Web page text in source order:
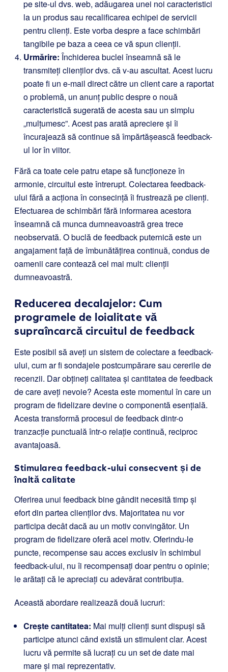
pe site-ul dvs. web, adăugarea unei noi caracteristici
la un produs sau recalificarea echipei de servicii
pentru clienți. Este vorba despre a face schimbări
tangibile pe baza a ceea ce vă spun clienții.
Urmărire: Închiderea buclei înseamnă să le
transmiteți clienților dvs. că v-au ascultat. Acest lucru
poate fi un e-mail direct către un client care a raportat
o problemă, un anunț public despre o nouă
caracteristică sugerată de acesta sau un simplu
„mulțumesc”. Acest pas arată apreciere și îi
încurajează să continue să împărtășească feedback-
ul lor în viitor.
Fără ca toate cele patru etape să funcționeze în
armonie, circuitul este întrerupt. Colectarea feedback-
ului fără a acționa în consecință îi frustrează pe clienți.
Efectuarea de schimbări fără informarea acestora
înseamnă că munca dumneavoastră grea trece
neobservată. O buclă de feedback puternică este un
angajament față de îmbunătățirea continuă, condus de
oamenii care contează cel mai mult: clienții
dumneavoastră.
Reducerea decalajelor: Cum
programele de loialitate vă
supraîncarcă circuitul de feedback
Este posibil să aveți un sistem de colectare a feedback-
ului, cum ar fi sondajele postcumpărare sau cererile de
recenzii. Dar obțineți calitatea și cantitatea de feedback
de care aveți nevoie? Acesta este momentul în care un
program de fidelizare devine o componentă esențială.
Acesta transformă procesul de feedback dintr-o
tranzacție punctuală într-o relație continuă, reciproc
avantajoasă.
Stimularea feedback-ului consecvent și de
înaltă calitate
Oferirea unui feedback bine gândit necesită timp și
efort din partea clienților dvs. Majoritatea nu vor
participa decât dacă au un motiv convingător. Un
program de fidelizare oferă acel motiv. Oferindu-le
puncte, recompense sau acces exclusiv în schimbul
feedback-ului, nu îi recompensați doar pentru o opinie;
le arătați că le apreciați cu adevărat contribuția.
Această abordare realizează două lucruri:
Crește cantitatea: Mai mulți clienți sunt dispuși să
participe atunci când există un stimulent clar. Acest
lucru vă permite să lucrați cu un set de date mai
mare și mai reprezentativ.